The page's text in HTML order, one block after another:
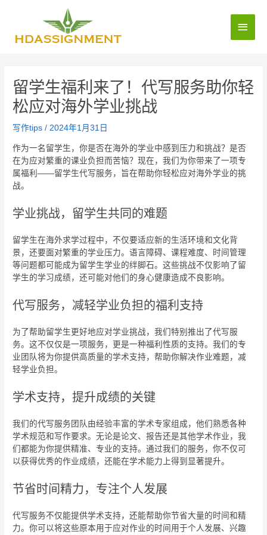
留学生福利来了！代写服务助你轻
松应对海外学业挑战
写作tips /2024年1月31日
作为一名留学生，你是否在海外的学业中感到压力和挑战？是否
在为应对繁重的课业负担而苦恼？现在，我们为你带来了一项专
属福利——留学生代写服务，旨在帮助你轻松应对海外学业的挑
战。
学业挑战，留学生共同的难题
留学生在海外求学过程中，不仅要适应新的生活环境和文化背
景，还要面对繁重的学业压力。语言障碍、课程难度、时间管理
等问题都可能成为留学生学业的绊脚石。这些挑战不仅影响了留
学生的学习成绩，还可能对他们的身心健康造成不良影响。
代写服务，减轻学业负担的福利支持
为了帮助留学生更好地应对学业挑战，我们特别推出了代写服
务。这不仅仅是一项服务，更是一种福利性质的支持。我们的专
业团队将为你提供高质量的学术支持，帮助你解决作业难题，减
轻学业负担。
学术支持，提升成绩的关键
我们的代写服务团队由经验丰富的学术专家组成，他们熟悉各种
学术规范和写作要求。无论是论文、报告还是其他学术作业，我
们都能为你提供精准、专业的支持。通过我们的服务，你不仅可
以获得优秀的作业成绩，还能在学术能力上得到显著提升。
节省时间精力，专注个人发展
代写服务不仅能提供学术支持，还能帮助你节省大量的时间和精
力。你可以将这些原本用于应对作业的时间用于个人发展、兴趣